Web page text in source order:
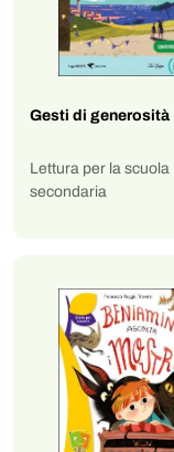
Gesti di generosità
Lettura per la scuola
secondaria